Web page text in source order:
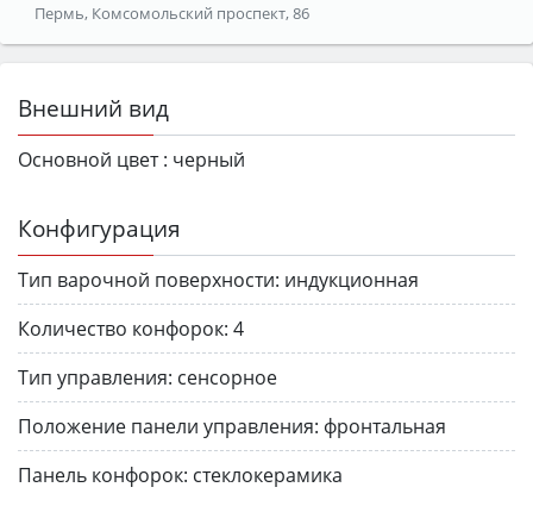
Пермь, Комсомольский проспект, 86
Внешний вид
Основной цвет : черный
Конфигурация
Тип варочной поверхности: индукционная
Количество конфорок: 4
Тип управления: сенсорное
Положение панели управления: фронтальная
Панель конфорок: стеклокерамика